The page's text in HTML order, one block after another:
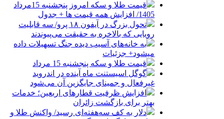
قیمت طلا و سکه امروز پنجشنبه 15مرداد
1405/ افزایش همه قیمت ها + جدول
تحول بزرگ در آیفون ۱۸ پرو/ سه قابلیت
رویایی که بالاخره به حقیقت می‌پیوندند
به خانه‌های آسیب دیده جنگ تسهیلات داده
میشود+ جزئیات
قیمت طلا و سکه پنجشنبه 15 مرداد
گوگل اسیستنت ماه آینده در اندروید
غیرفعال و جمینای جایگزین آن می‌شود
افزایش ظرفیت قطارهای اربعین؛ خدمات
بهتر برای بازگشت زائران
دلار به کف سه‌هفته‌ای رسید/ واکنش طلا و